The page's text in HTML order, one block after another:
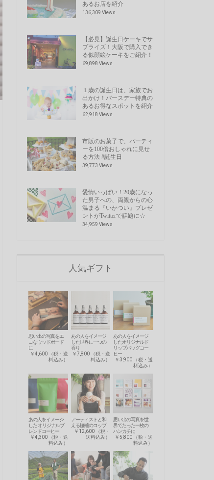
あるお店を紹介
136,309 Views
【必見】誕生日ケーキでサ
プライズ！大阪で購入でき
る似顔絵ケーキをご紹介！
69,898 Views
１歳の誕生日は、家族でお
出かけ！バースデー特典の
あるお得なスポットを紹介
62,918 Views
市販のお菓子で、パーティ
ーを100倍おしゃれに見せ
る方法 #誕生日
39,773 Views
愛情いっぱい！20歳になっ
た男子への、両親からの心
温まる『いかつい』プレゼ
ントがTwitterで話題に☆
34,959 Views
人気ギフト
思い出の写真をエ
コなウッドボード
に
￥4,600 （税・送
料込み）
あの人をイメージ
した世界に一つの
香り
￥7,800 （税・送
料込み）
あの人をイメージ
したオリジナルド
リップバッグコー
ヒー
￥3,900 （税・送
料込み）
あの人をイメージ
した オリジナルブ
レンドコーヒー
￥4,300 （税・送
料込み）
アーティストと和
える轆轤のコップ
￥12,600 （税・
送料込み）
思い出の写真を世
界でたった一枚の
ハンカチに
￥5,800 （税・送
料込み）